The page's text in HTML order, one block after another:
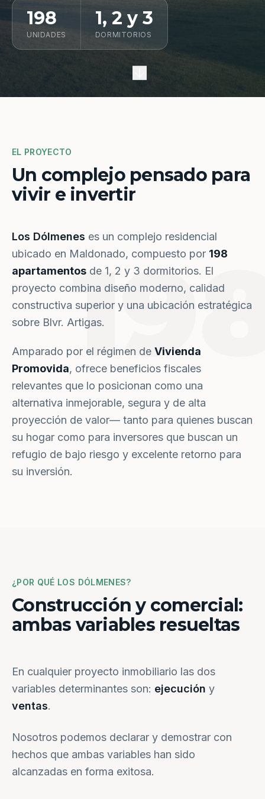
198
UNIDADES
1, 2 y 3
DORMITORIOS
EL PROYECTO
Un complejo pensado para
vivir e invertir
Los Dólmenes es un complejo residencial
ubicado en Maldonado, compuesto por 198
apartamentos de 1, 2 y 3 dormitorios. El
proyecto combina diseño moderno, calidad
constructiva superior y una ubicación estratégica
sobre Blvr. Artigas.
Amparado por el régimen de Vivienda
Promovida, ofrece beneficios fiscales
relevantes que lo posicionan como una
alternativa inmejorable, segura y de alta
proyección de valor— tanto para quienes buscan
su hogar como para inversores que buscan un
refugio de bajo riesgo y excelente retorno para
su inversión.
¿POR QUÉ LOS DÓLMENES?
Construcción y comercial:
ambas variables resueltas
En cualquier proyecto inmobiliario las dos
variables determinantes son: ejecución y
ventas.
Nosotros podemos declarar y demostrar con
hechos que ambas variables han sido
alcanzadas en forma exitosa.